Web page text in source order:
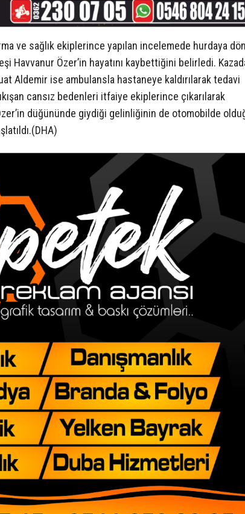
ve sağlık ekiplerince yapılan incelemede hurdaya
Havvanur Özer’in hayatını kaybettiğini belirledi.
Aldemir ise ambulansla hastaneye kaldırılarak tedavi
cansız bedenleri itfaiye ekiplerince çıkarılarak
düğününde giydiği gelinliğinin de otomobilde